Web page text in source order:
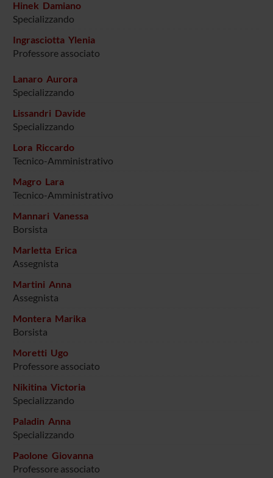
Hinek Damiano
Specializzando
Ingrasciotta Ylenia
Professore associato
Lanaro Aurora
Specializzando
Lissandri Davide
Specializzando
Lora Riccardo
Tecnico-Amministrativo
Magro Lara
Tecnico-Amministrativo
Mannari Vanessa
Borsista
Marletta Erica
Assegnista
Martini Anna
Assegnista
Montera Marika
Borsista
Moretti Ugo
Professore associato
Nikitina Victoria
Specializzando
Paladin Anna
Specializzando
Paolone Giovanna
Professore associato